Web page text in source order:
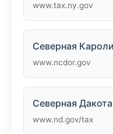
www.tax.ny.gov
Северная
www.ncdor.gov
Северная
www.nd.gov/tax